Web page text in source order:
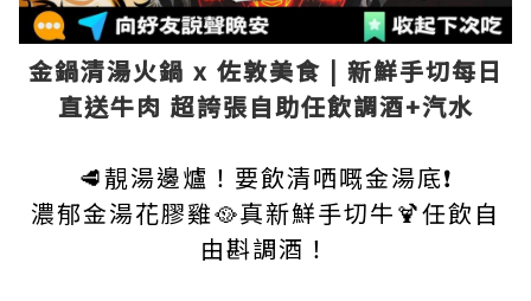
金鍋清湯火鍋 x 佐敦美食 | 新鮮手切每日
直送牛肉 超誇張自助任飲調酒+汽水
🥩靚湯邊爐！要飲清哂嘅金湯底❗️
濃郁金湯花膠雞🥘真新鮮手切牛🍹任飲自
由斟調酒！